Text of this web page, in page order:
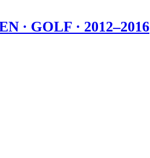
· GOLF · 2012–2016